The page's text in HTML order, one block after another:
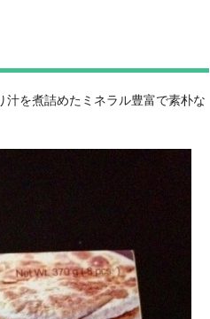
汁を煮詰めたミネラル豊富で素朴な